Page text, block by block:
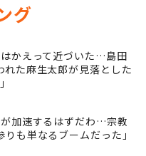
グ
かえって近づいた…島田
れた麻生太郎が見落とした
加速するはずだわ…宗教
りも単なるブームだった｣